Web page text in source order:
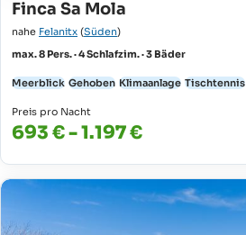
Finca Sa Mola
nahe Felanitx (Süden)
max. 8 Pers. · 4 Schlafzim. · 3 Bäder
Meerblick Gehoben Klimaanlage Tischtennis
Preis pro Nacht
693 € - 1.197 €